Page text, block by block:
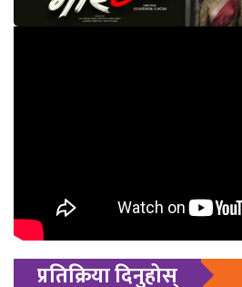
प्रतिक्रिया दिनुहोस्